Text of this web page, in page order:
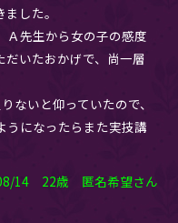
した。
Ａ先生から女の子の感度
いたおかげで、尚一層
ないと仰っていたので、
うになったらまた実技講
14 22歳 匿名希望さん